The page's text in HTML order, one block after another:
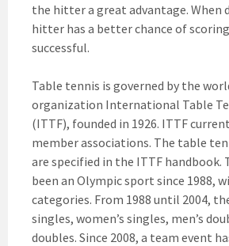
the hitter a great advantage. When
hitter has a better chance of
successful.
Table tennis is governed by the
organization International Table
(ITTF), founded in 1926. ITTF
member associations. The table
are specified in the ITTF handbook.
been an Olympic sport since 1988,
categories. From 1988 until 2004,
singles, women’s singles, men’s
doubles. Since 2008, a team event